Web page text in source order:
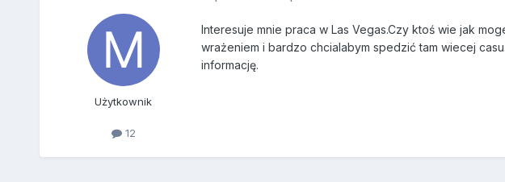
Użytkownik
12
Interesuje mnie praca w Las Vegas.Czy ktoś wie jak
wrażeniem i bardzo chcialabym spedzić tam wiecej
informację.